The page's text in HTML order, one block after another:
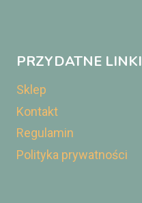
PRZYDATNE LINKI
Sklep
Kontakt
Regulamin
Polityka prywatności